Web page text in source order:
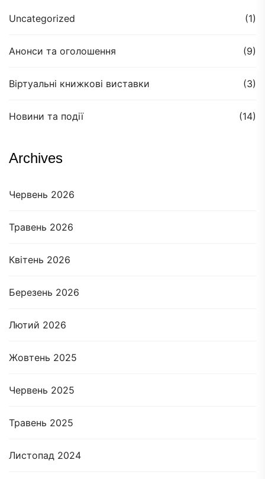
Uncategorized (1)
Анонси та оголошення (9)
Віртуальні книжкові виставки (3)
Новини та події (14)
Archives
Червень 2026
Травень 2026
Квітень 2026
Березень 2026
Лютий 2026
Жовтень 2025
Червень 2025
Травень 2025
Листопад 2024